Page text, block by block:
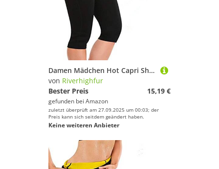
Damen Mädchen Hot Capri Shapers Pants Schwitzhose Fitnesshose Training Capri Schlank Hose Neopren
von Riverhighfur
Bester Preis
15,19 €
gefunden bei Amazon
zuletzt überprüft am 27.09.2025 um 00:03; der
Preis kann sich seitdem geändert haben.
Keine weiteren Anbieter